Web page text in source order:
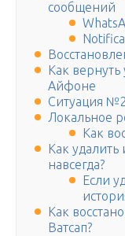
сообщений
Как
Айфоне
Ситуация №2
Локальное
Как
Как
навсегда?
Если
Как
Ватсап?